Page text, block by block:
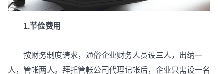
1.节俭费用
按财务制度请求，通俗企业财务人员设三人，出纳一
人，管帐两人。拜托管帐公司代理记帐后，企业只需设一名